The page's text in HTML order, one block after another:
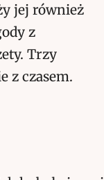
jej również
z
Trzy
z czasem.